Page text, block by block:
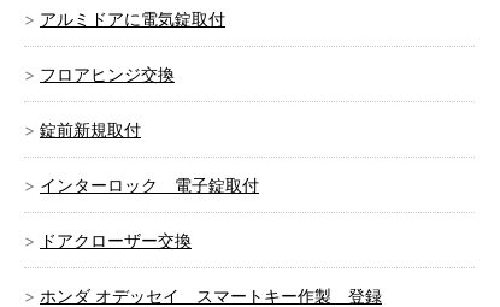
アルミドアに電気錠取付
フロアヒンジ交換
錠前新規取付
インターロック 電子錠取付
ドアクローザー交換
ホンダ オデッセイ スマートキー作製 登録